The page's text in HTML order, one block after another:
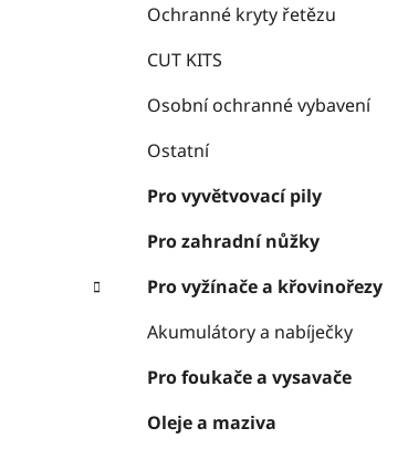
Ochranné kryty řetězu
CUT KITS
Osobní ochranné vybavení
Ostatní
Pro vyvětvovací pily
Pro zahradní nůžky
Pro vyžínače a křovinořezy
Akumulátory a nabíječky
Pro foukače a vysavače
Oleje a maziva